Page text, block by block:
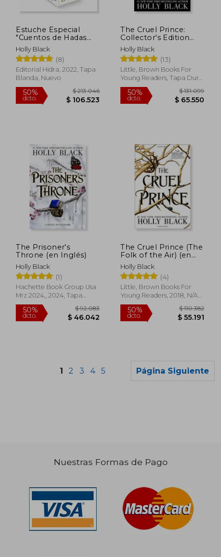
dcto.
40%
dcto. $ 41.795
50%
dcto. $
dcto. $ 38.763 dcto.
Estuche Especial
"Cuentos de Hadas
Modernos"
Holly Black
(8)
Editorial Hidra, 2022, Tapa
Blanda, Nuevo
The Cruel Prince:
Collector's Edition
(Folk of the Air, 1) (en
Inglés)
Holly Black
(13)
Little, Brown Books For
Young Readers, Tapa Dura,
Nuevo
The Prisoner's
Throne (en Inglés)
Holly Black
(1)
Hachette Book Group Usa
Mrz 2024,, 2024, Tapa
Blanda, Nuevo
The Cruel Prince (The
Folk of the Air) (en
Inglés)
Holly Black
(4)
Little, Brown Books For
Young Readers, 2018, N/A
Edición, Tapa Dura, Nuevo
1 2 3 4 5 Página Siguiente
Nuestras Formas de Pago